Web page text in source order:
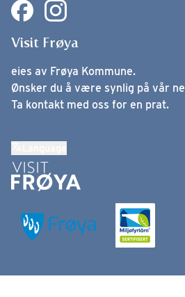
Visit Frøya
eies av Frøya Kommune.
Ønsker du å være synlig på vår
Ta kontakt med oss for en prat.